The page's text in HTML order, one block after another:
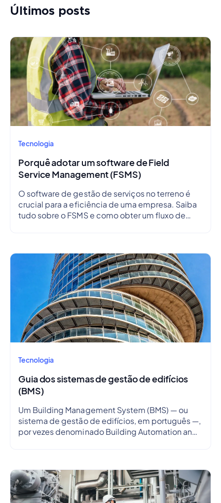
Últimos posts
Tecnologia
Porquê adotar um software de Field
Service Management (FSMS)
O software de gestão de serviços no terreno é
crucial para a eficiência de uma empresa. Saiba
tudo sobre o FSMS e como obter um fluxo de
Tecnologia
Guia dos sistemas de gestão de edifícios
(BMS)
Um Building Management System (BMS) — ou
sistema de gestão de edifícios, em português —,
por vezes denominado Building Automation and
de um edifício, incluindo o sistema elétrico, o
sistema AVAC, […]